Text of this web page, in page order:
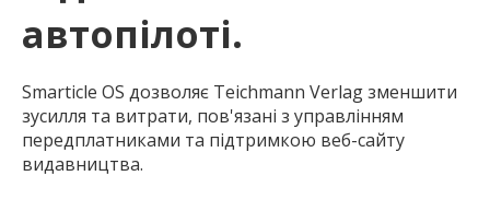
автопілоті.
Smarticle OS дозволяє Teichmann Verlag зменшити
зусилля та витрати, пов'язані з управлінням
передплатниками та підтримкою веб-сайту
видавництва.